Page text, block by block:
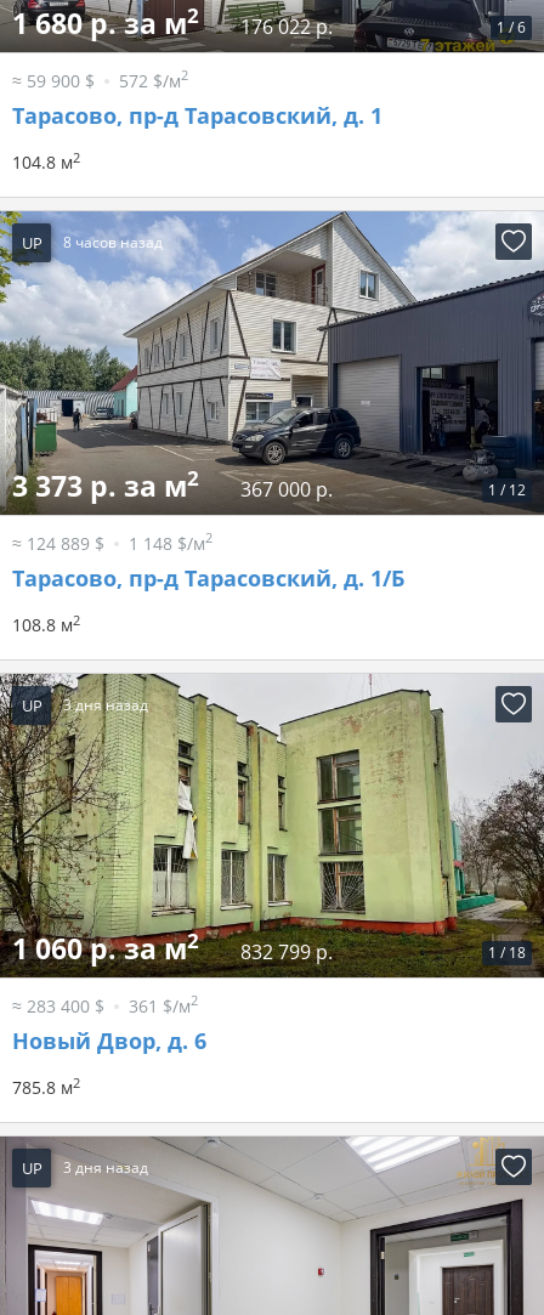
1/6
1 680 р. за м2 176 022 р.
≈ 59 900 $ 572 $/м2
Тарасово, пр-д Тарасовский, д. 1
104.8 м2
UP 8 часов назад
1 / 12
3 373 р. за м2 367 000 р.
≈ 124 889 $ 1 148 $/м2
Тарасово, пр-д Тарасовский, д. 1/Б
108.8 м2
UP 3 дня назад
1 / 18
1 060 р. за м2 832 799 р.
≈ 283 400 $ 361 $/м2
Новый Двор, д. 6
785.8 м2
UP 3 дня назад